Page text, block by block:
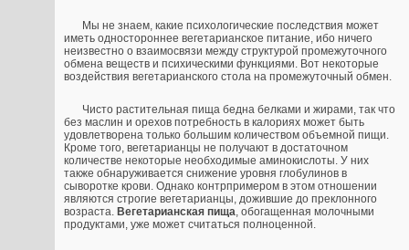
Мы не знаем, какие психологические последствия может
иметь одностороннее вегетарианское питание, ибо ничего
неизвестно о взаимосвязи между структурой промежуточного
обмена веществ и психическими функциями. Вот некоторые
воздействия вегетарианского стола на промежуточный обмен.
Чисто растительная пища бедна белками и жирами, так что
без маслин и орехов потребность в калориях может быть
удовлетворена только большим количеством объемной пищи.
Кроме того, вегетарианцы не получают в достаточном
количестве некоторые необходимые аминокислоты. У них
также обнаруживается снижение уровня глобулинов в
сыворотке крови. Однако контрпримером в этом отношении
являются строгие вегетарианцы, дожившие до преклонного
возраста. Вегетарианская пища, обогащенная молочными
продуктами, уже может считаться полноценной.